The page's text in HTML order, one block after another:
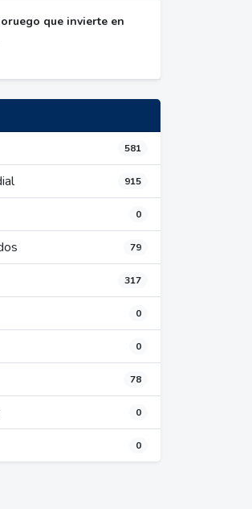
que invierte en
581
915
0
79
317
0
0
78
0
0